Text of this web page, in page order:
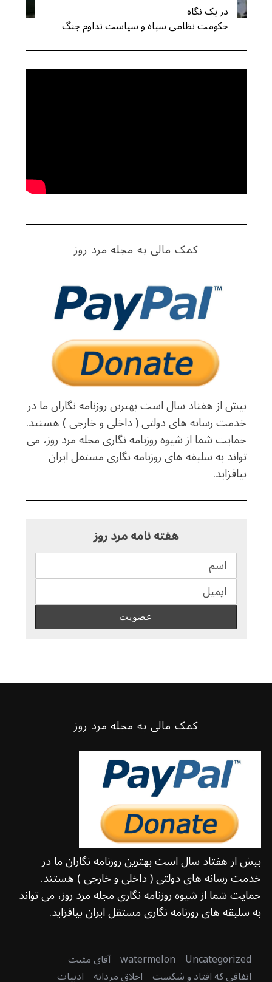
در یک نگاه
حکومت نظامی سپاه و سیاست تداوم جنگ
کمک مالی به مجله مرد روز
بیش از هفتاد سال است بهترین روزنامه نگاران ما در
خدمت رسانه های دولتی ( داخلی و خارجی ) هستند.
حمایت شما از شیوه روزنامه نگاری مجله مرد روز، می
تواند به سلیقه های روزنامه نگاری مستقل ایران
بیافزاید.
هفته نامه مرد روز
کمک مالی به مجله مرد روز
بیش از هفتاد سال است بهترین روزنامه نگاران ما در
خدمت رسانه های دولتی ( داخلی و خارجی ) هستند.
حمایت شما از شیوه روزنامه نگاری مجله مرد روز، می تواند
به سلیقه های روزنامه نگاری مستقل ایران بیافزاید.
Uncategorized
watermelon آقای مثبت
اتفاقی که افتاد و شکست اخلاق مردانه ادبیات